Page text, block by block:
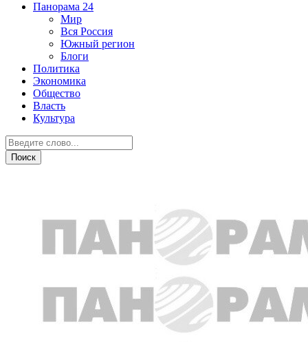
Панорама 24
Мир
Вся Россия
Южный регион
Блоги
Политика
Экономика
Общество
Власть
Культура